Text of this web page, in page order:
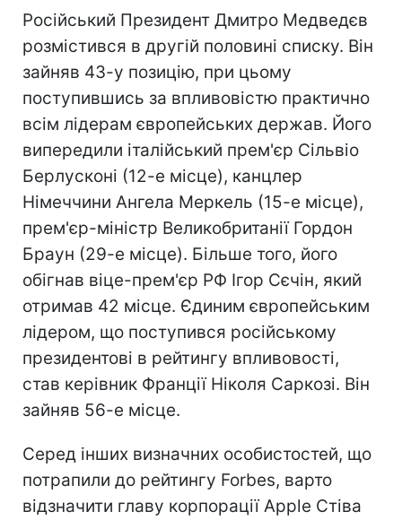
Російський Президент Дмитро Медведєв
розмістився в другій половині списку. Він
зайняв 43-у позицію, при цьому
поступившись за впливовістю практично
всім лідерам європейських держав. Його
випередили італійський прем'єр Сільвіо
Берлусконі (12-е місце), канцлер
Німеччини Ангела Меркель (15-е місце),
прем'єр-міністр Великобританії Гордон
Браун (29-е місце). Більше того, його
обігнав віце-прем'єр РФ Ігор Сєчін, який
отримав 42 місце. Єдиним європейським
лідером, що поступився російському
президентові в рейтингу впливовості,
став керівник Франції Ніколя Саркозі. Він
зайняв 56-е місце.
Серед інших визначних особистостей, що
потрапили до рейтингу Forbes, варто
відзначити главу корпорації Apple Стіва